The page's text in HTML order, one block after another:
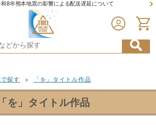
和8年熊本地震の影響による配送遅延について
探す > 「を」タイトル作品
「を」タイトル作品